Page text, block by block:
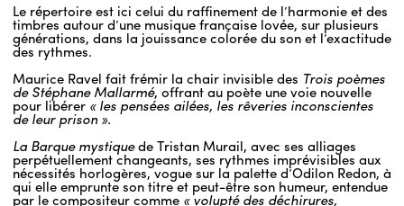
Le répertoire est ici celui du raffinement de l’harmonie et des
timbres autour d’une musique française lovée, sur plusieurs
générations, dans la jouissance colorée du son et l’exactitude
des rythmes.
Maurice Ravel fait frémir la chair invisible des Trois poèmes
de Stéphane Mallarmé, offrant au poète une voie nouvelle
pour libérer « les pensées ailées, les rêveries inconscientes
de leur prison ».
La Barque mystiquede Tristan Murail, avec ses alliages
perpétuellement changeants, ses rythmes imprévisibles aux
nécessités horlogères, vogue sur la palette d’Odilon Redon, à
qui elle emprunte son titre et peut-être son humeur, entendue
par le compositeur comme « volupté des déchirures,